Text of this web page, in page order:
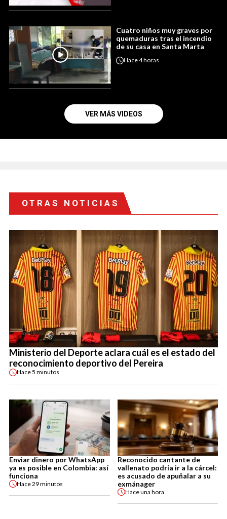
Cuatro niños muy graves por
quemaduras tras el incendio
de su casa en Santa Marta
Hace4 horas
VER MÁS VIDEOS
OTRAS NOTICIAS
Ministerio del Deporte aclara cuál es el estado del
reconocimiento deportivo del Pereira
Hace5 minutos
Enviar dinero por WhatsApp
ya es posible en Colombia: así
funciona
Hace29 minutos
Reconocido cantante de
vallenato podría ir a la cárcel:
es acusado de apuñalar a su
exmánager
Haceuna hora